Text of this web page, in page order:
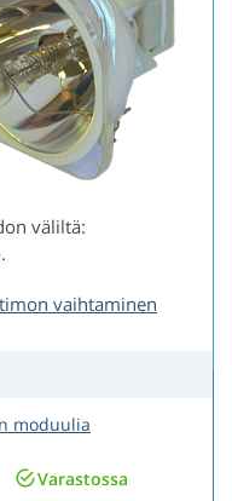
väliltä:
vaihtaminen
moduulia
Varastossa